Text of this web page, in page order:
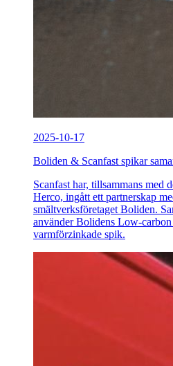
2025-10-17
Boliden & Scanfast spikar
Scanfast har, tillsammans med
Herco, ingått ett partnerskap
smältverksföretaget Boliden.
använder Bolidens Low-
varmförzinkade spik.